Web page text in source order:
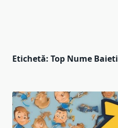
Etichetă: Top Nume Baieti